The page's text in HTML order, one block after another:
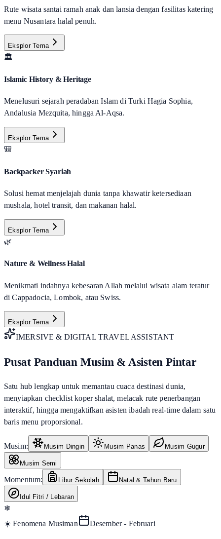
Rute wisata santai ramah anak dan lansia dengan fasilitas katering
menu Nusantara halal penuh.
Eksplor Tema
🏛️
Islamic History & Heritage
Menelusuri sejarah peradaban Islam di Turki Hagia Sophia,
Andalusia Mezquita, hingga Al-Aqsa.
Eksplor Tema
🎒
Backpacker Syariah
Solusi hemat menjelajah dunia tanpa khawatir ketersediaan
mushala, hotel transit, dan makanan halal.
Eksplor Tema
🌿
Nature & Wellness Halal
Menikmati indahnya kebesaran Allah melalui wisata alam teratur
di Cappadocia, Lombok, atau Swiss.
Eksplor Tema
IMERSIVE & DIGITAL TRAVEL ASSISTANT
Pusat Panduan Musim & Asisten Pintar
Satu hub lengkap untuk memantau cuaca destinasi dunia,
menyiapkan checklist koper shalat, melacak rute penerbangan
interaktif, hingga mengaktifkan asisten ibadah real-time dalam satu
baris menu proporsional.
Musim: Musim Dingin Musim Panas Musim Gugur
Musim Semi
Momentum: Libur Sekolah Natal & Tahun Baru
Idul Fitri / Lebaran
❄
☀️ Fenomena Musiman
Desember - Februari